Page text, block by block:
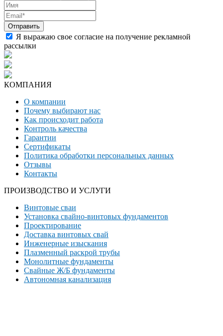
Я выражаю свое согласие на получение рекламной
рассылки
КОМПАНИЯ
О компании
Почему выбирают нас
Как происходит работа
Контроль качества
Гарантии
Сертификаты
Политика обработки персональных данных
Отзывы
Контакты
ПРОИЗВОДСТВО И УСЛУГИ
Винтовые сваи
Установка свайно-винтовых фундаментов
Проектирование
Доставка винтовых свай
Инженерные изыскания
Плазменный раскрой трубы
Монолитные фундаменты
Свайные Ж/Б фундаменты
Автономная канализация